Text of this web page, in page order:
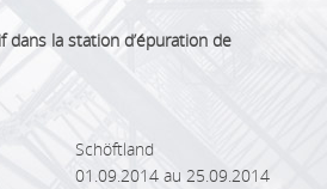
dans la station d’épuration de
Schöftland
01.09.2014 au 25.09.2014